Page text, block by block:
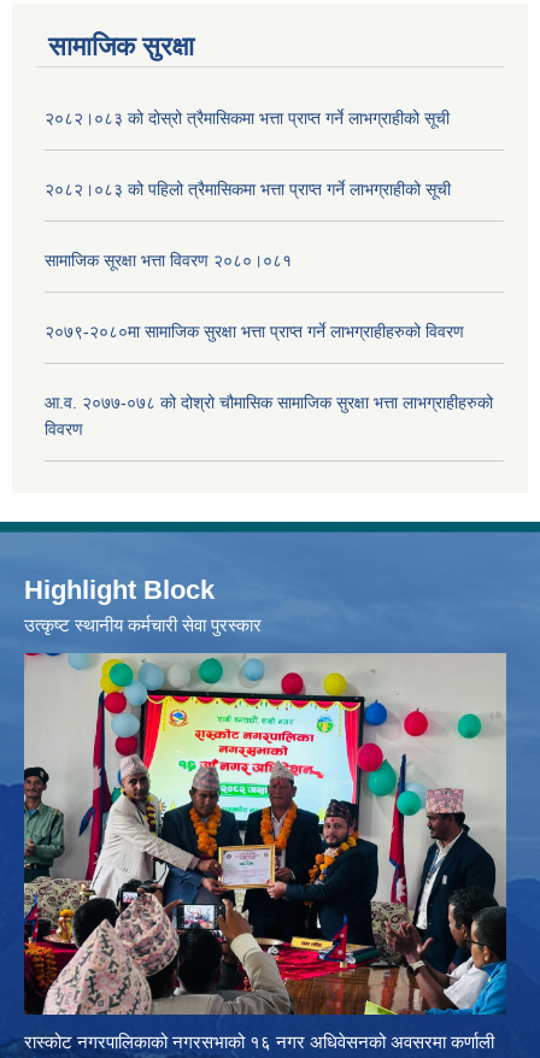
सामाजिक सुरक्षा
२०८२।०८३ को दोस्रो त्रैमासिकमा भत्ता प्राप्‍त गर्ने लाभग्राहीको सूची
२०८२।०८३ को पहिलो त्रैमासिकमा भत्ता प्राप्‍त गर्ने लाभग्राहीको सूची
सामाजिक सूरक्षा भत्ता विवरण २०८०।०८१
२०७९-२०८०मा सामाजिक सुरक्षा भत्ता प्राप्त गर्ने लाभग्राहीहरुको विवरण
आ.व. २०७७-०७८ को दोश्रो चौमासिक सामाजिक सुरक्षा भत्ता लाभग्राहीहरुको
विवरण
Highlight Block
उत्‍कृष्ट स्थानीय कर्मचारी सेवा पुरस्कार
रास्कोट नगरपालिकाको नगरसभाको १६ नगर अधिवेसनको अवसरमा कर्णाली